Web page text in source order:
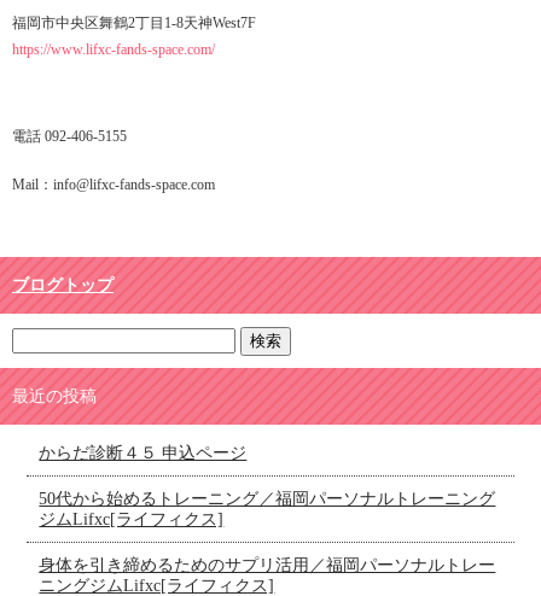
福岡市中央区舞鶴2丁目1-8天神West7F
https://www.lifxc-fands-space.com/
電話 092-406-5155
Mail：info@lifxc-fands-space.com
ブログトップ
最近の投稿
からだ診断４５ 申込ページ
50代から始めるトレーニング／福岡パーソナルトレーニング
ジムLifxc[ライフィクス]
身体を引き締めるためのサプリ活用／福岡パーソナルトレー
ニングジムLifxc[ライフィクス]